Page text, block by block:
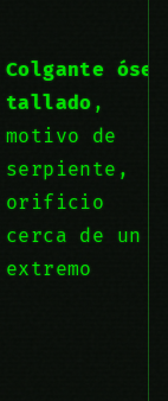
Colgante óseo
tallado ,
motivo de
serpiente,
orificio
cerca de un
extremo